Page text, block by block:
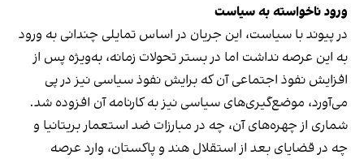
ورود ناخواسته به سیاست
در پیوند با سیاست، این جریان در اساس تمایلی چندانی به ورود
به این عرصه نداشت اما در بستر تحولات زمانه، به‌ویژه پس از
افزایش نفوذ اجتماعی آن که برایش نفوذ سیاسی نیز در پی
می‌آورد، موضع‌گیری‌های سیاسی نیز به کارنامه آن افزوده شد.
شماری از چهره‌های آن، چه در مبارزات ضد استعمار بریتانیا و
چه در قضایای بعد از استقلال هند و پاکستان، وارد عرصه